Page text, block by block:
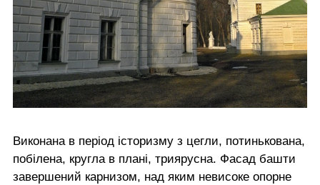
Виконана в період історизму з цегли, потинькована,
побілена, кругла в плані, триярусна. Фасад башти
завершений карнизом, над яким невисоке опорне